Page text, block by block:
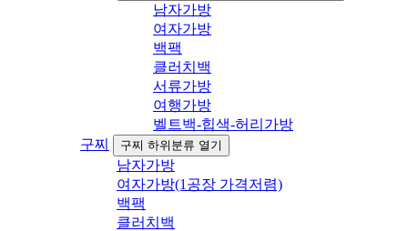
남자가방
여자가방
백팩
클러치백
서류가방
여행가방
벨트백-힙색-허리가방
구찌
구찌 하위분류 열기
남자가방
여자가방(1공장 가격저렴)
백팩
클러치백